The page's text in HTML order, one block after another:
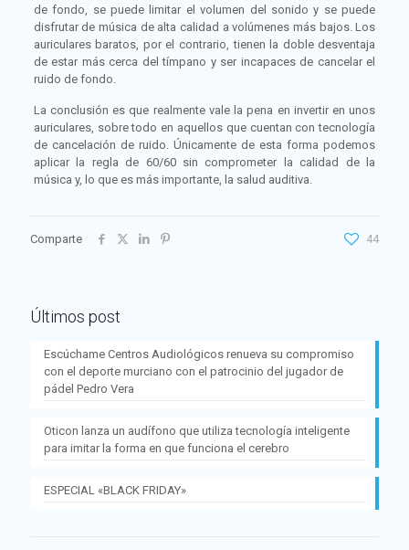
de fondo, se puede limitar el volumen del sonido y se puede
disfrutar de música de alta calidad a volúmenes más bajos. Los
auriculares baratos, por el contrario, tienen la doble desventaja
de estar más cerca del tímpano y ser incapaces de cancelar el
ruido de fondo.
La conclusión es que realmente vale la pena en invertir en unos
auriculares, sobre todo en aquellos que cuentan con tecnología
de cancelación de ruido. Únicamente de esta forma podemos
aplicar la regla de 60/60 sin comprometer la calidad de la
música y, lo que es más importante, la salud auditiva.
Comparte 44
Últimos post
Escúchame Centros Audiológicos renueva su compromiso
con el deporte murciano con el patrocinio del jugador de
pádel Pedro Vera
Oticon lanza un audífono que utiliza tecnología inteligente
para imitar la forma en que funciona el cerebro
ESPECIAL «BLACK FRIDAY»